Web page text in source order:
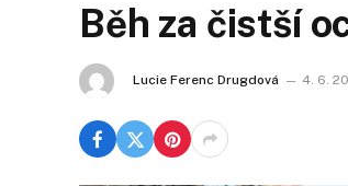
Běh za čistší
Lucie Ferenc Drugdová 4. 6.